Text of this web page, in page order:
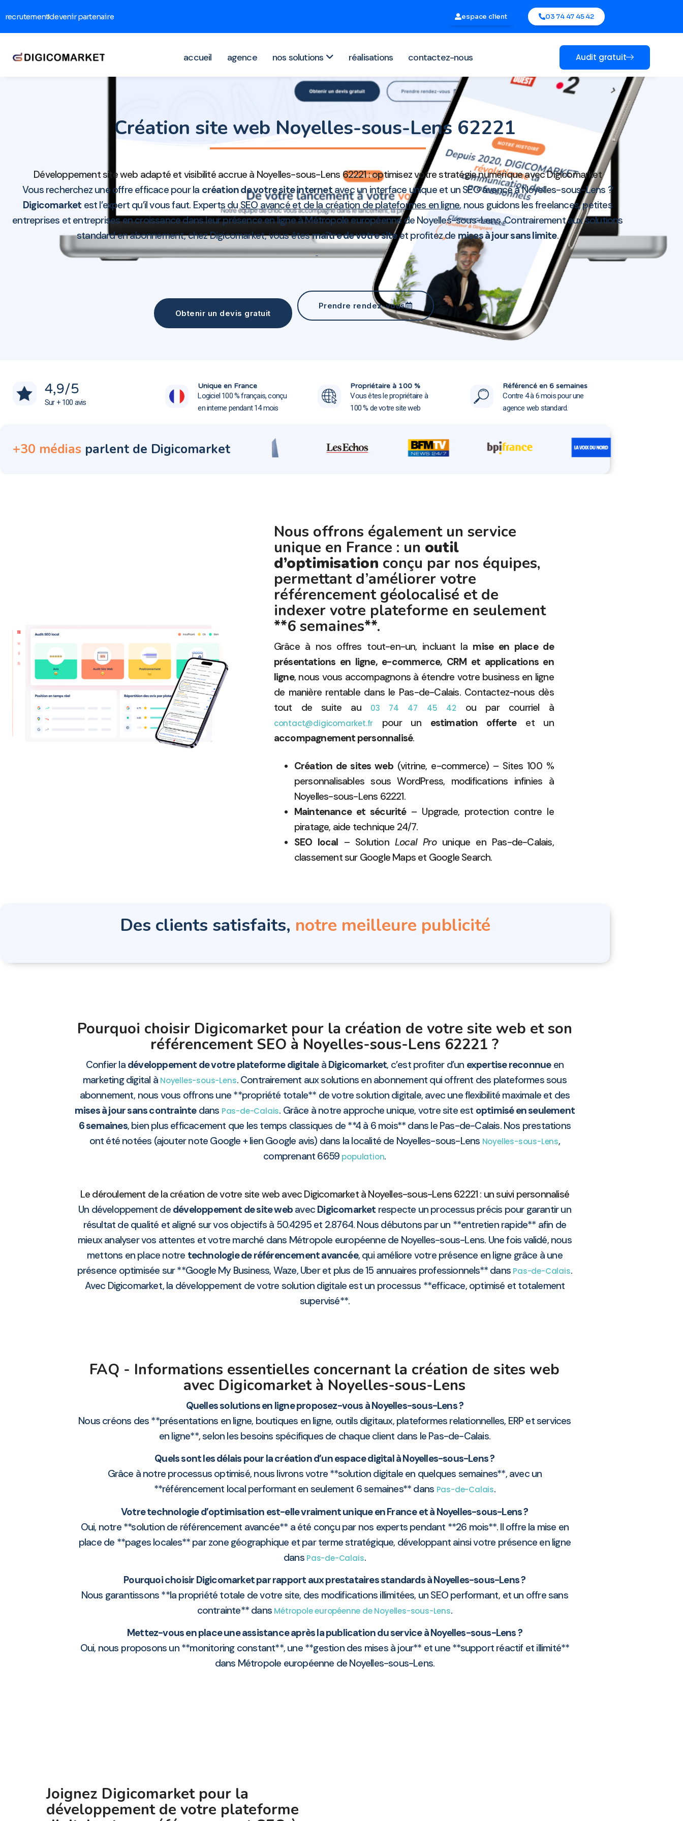
recrutementdevenir partenaire espace client 03 74 47 45 42
accueil agence nos solutions réalisations contactez-nous Audit gratuit
Création site web Noyelles-sous-Lens 62221
Développement site web adapté et visibilité accrue à Noyelles-sous-Lens 62221 : optimisez votre stratégie numérique avec Digicomarket
Vous recherchez une offre efficace pour la création de votre site internetavec un interface unique et un SEO avancé à Noyelles-sous-Lens ?
Digicomarket est l’expert qu’il vous faut. Experts duSEO avancé et de la création de plateformes en ligne, nous guidons les freelances, petites
entreprises et entreprises en croissance dans leur présence en ligne à Métropole européenne de Noyelles-sous-Lens. Contrairement aux solutions
standard en abonnement, chez Digicomarket, vous êtesmaître de votre siteet profitez de mises à jour sans limite.
Obtenir un devis gratuit
Prendre rendez-vous
4,9/5
Sur + 100 avis
Unique en France
Logiciel 100 % français, conçu
en interne pendant 14 mois
Propriétaire à 100 %
Vous êtes le propriétaire à
100 % de votre site web
Référencé en 6 semaines
Contre 4 à 6 mois pour une
agence web standard.
+30 médias parlent de Digicomarket
Nous offrons également un service
unique en France : un outil
d’optimisation conçu par nos équipes,
permettant d’améliorer votre
référencement géolocalisé et de
indexer votre plateforme en seulement
**6 semaines**.
Grâce à nos offres tout-en-un, incluant la mise en place de
présentations en ligne, e-commerce, CRM et applications en
ligne, nous vous accompagnons à étendre votre business en ligne
de manière rentable dans le Pas-de-Calais. Contactez-nous dès
tout de suite au
03 74 47 45 42 ou par courriel à
contact@digicomarket.fr pour un estimation offerteet un
accompagnement personnalisé.
Création de sites web(vitrine, e-commerce) – Sites 100 %
personnalisables sous WordPress, modifications infinies à
Noyelles-sous-Lens 62221.
Maintenance et sécurité– Upgrade, protection contre le
piratage, aide technique 24/7.
SEO local – SolutionLocal Prounique en Pas-de-Calais,
classement sur Google Maps et Google Search.
Des clients satisfaits, notre meilleure publicité
Pourquoi choisir Digicomarket pour la création de votre site web et son
référencement SEO à Noyelles-sous-Lens 62221 ?
Confier la développement de votre plateforme digitaleà Digicomarket, c’est profiter d’un expertise reconnueen
marketing digital à Noyelles-sous-Lens. Contrairement aux solutions en abonnement qui offrent des plateformes sous
abonnement, nous vous offrons une **propriété totale** de votre solution digitale, avec une flexibilité maximale et des
mises à jour sans contraintedans Pas-de-Calais. Grâce à notre approche unique, votre site est optimisé en seulement
6 semaines, bien plus efficacement que les temps classiques de **4 à 6 mois** dans le Pas-de-Calais. Nos prestations
ont été notées (ajouter note Google + lien Google avis) dans la localité de Noyelles-sous-Lens Noyelles-sous-Lens,
comprenant 6659 population.
Le déroulement de la création de votre site web avec Digicomarket à Noyelles-sous-Lens 62221 : un suivi personnalisé
Un développement de développement de site web avec Digicomarket respecte un processus précis pour garantir un
résultat de qualité et aligné sur vos objectifs à 50.4295 et 2.8764. Nous débutons par un **entretien rapide** afin de
mieux analyser vos attentes et votre marché dans Métropole européenne de Noyelles-sous-Lens. Une fois validé, nous
mettons en place notre technologie de référencement avancée, qui améliore votre présence en ligne grâce à une
présence optimisée sur **Google My Business, Waze, Uber et plus de 15 annuaires professionnels** dans Pas-de-Calais.
Avec Digicomarket, la développement de votre solution digitale est un processus **efficace, optimisé et totalement
supervisé**.
FAQ - Informations essentielles concernant la création de sites web
avec Digicomarket à Noyelles-sous-Lens
Quelles solutions en ligne proposez-vous à Noyelles-sous-Lens ?
Nous créons des **présentations en ligne, boutiques en ligne, outils digitaux, plateformes relationnelles, ERP et services
en ligne**, selon les besoins spécifiques de chaque client dans le Pas-de-Calais.
Quels sont les délais pour la création d’un espace digital à Noyelles-sous-Lens ?
Grâce à notre processus optimisé, nous livrons votre **solution digitale en quelques semaines**, avec un
**référencement local performant en seulement 6 semaines** dans Pas-de-Calais.
Votre technologie d’optimisation est-elle vraiment unique en France et à Noyelles-sous-Lens ?
Oui, notre **solution de référencement avancée** a été conçu par nos experts pendant **26 mois**. Il offre la mise en
place de **pages locales** par zone géographique et par terme stratégique, développant ainsi votre présence en ligne
dans Pas-de-Calais.
Pourquoi choisir Digicomarket par rapport aux prestataires standards à Noyelles-sous-Lens ?
Nous garantissons **la propriété totale de votre site, des modifications illimitées, un SEO performant, et un offre sans
contrainte** dans Métropole européenne de Noyelles-sous-Lens.
Mettez-vous en place une assistance après la publication du service à Noyelles-sous-Lens ?
Oui, nous proposons un **monitoring constant**, une **gestion des mises à jour** et une **support réactif et illimité**
dans Métropole européenne de Noyelles-sous-Lens.
Joignez Digicomarket pour la
développement de votre plateforme